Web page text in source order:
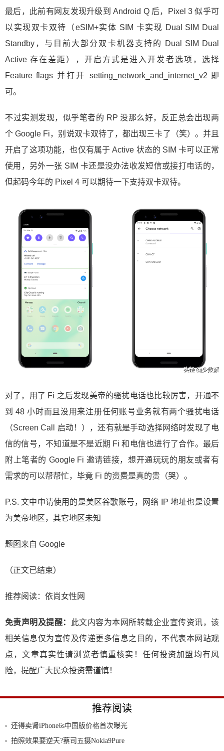
最后，此前有网友发现升级到 Android Q 后，Pixel 3 似乎可
以实现双卡双待（eSIM+实体 SIM 卡实现 Dual SIM Dual
Standby，与目前大部分双卡机器支持的 Dual SIM Dual
Active 存在差距），开启方式是进入开发者选项，选择
Feature flags 并打开 setting_network_and_internet_v2 即
可。
不过实测发现，似乎笔者的 RP 没那么好，反正总会出现两
个 Google Fi，别说双卡双待了，都出现三卡了（笑）。并且
开启了这项功能，也仅有属于 Active 状态的 SIM 卡可以正常
使用，另外一张 SIM 卡还是没办法收发短信或接打电话的，
但起码今年的 Pixel 4 可以期待一下支持双卡双待。
对了，用了 Fi 之后发现美帝的骚扰电话也比较厉害，开通不
到 48 小时而且没用来注册任何账号业务就有两个骚扰电话
（Screen Call 启动！），还有就是手动选择网络时发现了电
信的信号，不知道是不是近期 Fi 和电信也进行了合作。最后
附上笔者的 Google Fi 邀请链接，想开通玩玩的朋友或者有
需求的可以帮帮忙，毕竟 Fi 的资费是真的贵（哭）。
P.S. 文中申请使用的是美区谷歌账号，网络 IP 地址也是设置
为美帝地区，其它地区未知
题图来自 Google
（正文已结束）
推荐阅读： 依尚女性网
免责声明及提醒：
此文内容为本网所转载企业宣传资讯，该
相关信息仅为宣传及传递更多信息之目的，不代表本网站观
点，文章真实性请浏览者慎重核实！任何投资加盟均有风
险，提醒广大民众投资需谨慎！
推荐阅读
还得卖肾iPhone6s中国版价格首次曝光
拍照效果要逆天?蔡司五摄Nokia9Pure